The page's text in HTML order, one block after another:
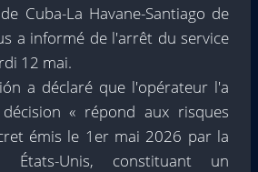
Cuba-La Havane-Santiago de
a informé de l'arrêt du service
12 mai.
a déclaré que l'opérateur l'a
« répond aux risques
émis le 1er mai 2026 par la
États-Unis, constituant un